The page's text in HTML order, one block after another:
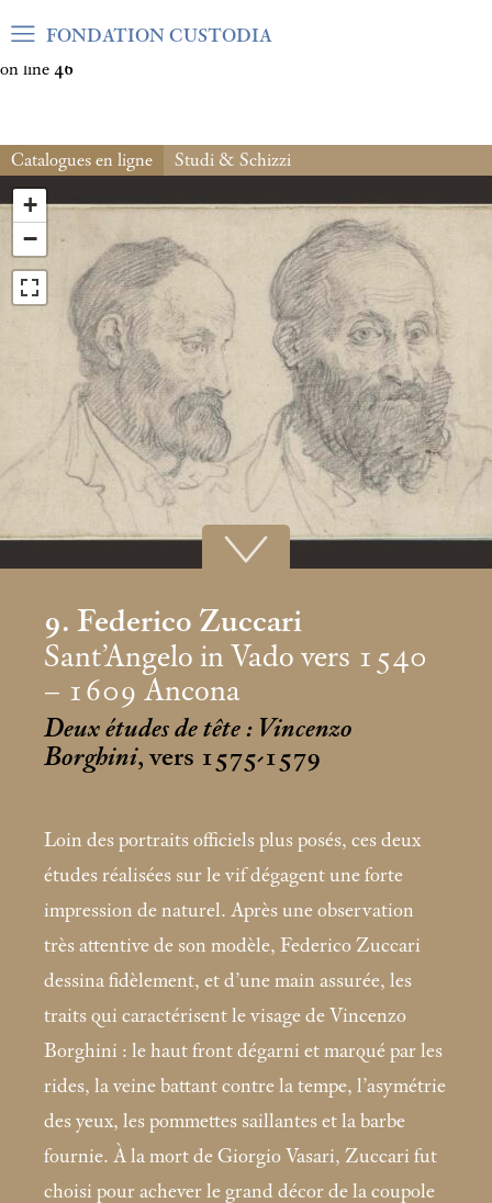
Warning: Undefined array key "var_mode" in
on line 46
FONDATION CUSTODIA
Catalogues en ligne Studi & Schizzi
+
−
9. Federico Zuccari
Sant’Angelo in Vado vers 1540
– 1609 Ancona
Deux études de tête : Vincenzo
Borghini, vers 1575-1579
Loin des portraits officiels plus posés, ces deux
études réalisées sur le vif dégagent une forte
impression de naturel. Après une observation
très attentive de son modèle, Federico Zuccari
dessina fidèlement, et d’une main assurée, les
traits qui caractérisent le visage de Vincenzo
Borghini : le haut front dégarni et marqué par les
rides, la veine battant contre la tempe, l’asymétrie
des yeux, les pommettes saillantes et la barbe
fournie. À la mort de Giorgio Vasari, Zuccari fut
choisi pour achever le grand décor de la coupole